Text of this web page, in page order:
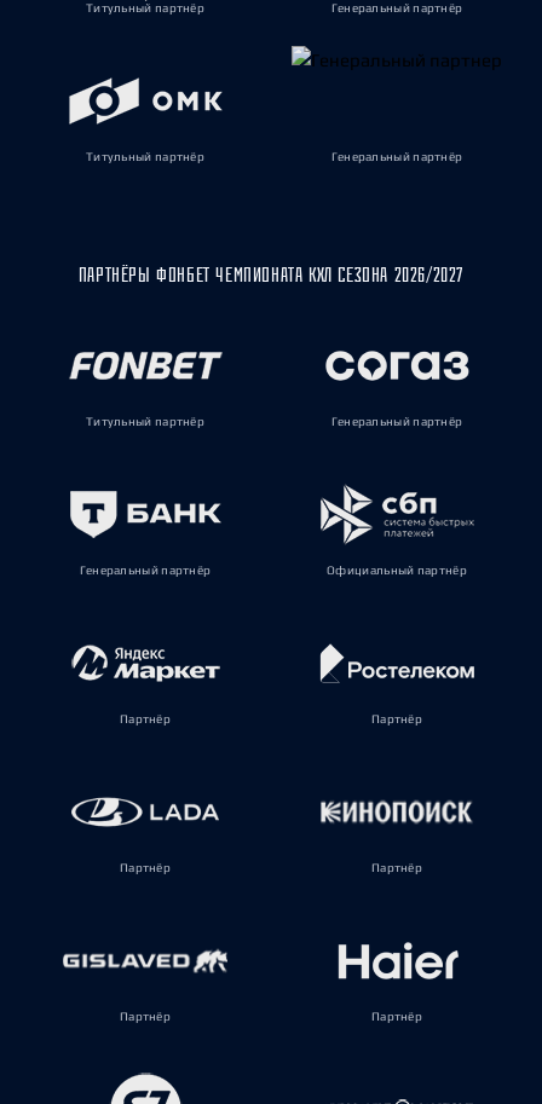
Титульный партнёр Генеральный партнёр
Титульный партнёр Генеральный партнёр
ПАРТНЁРЫ ФОНБЕТ ЧЕМПИОНАТА КХЛ СЕЗОНА 2026/2027
Титульный партнёр Генеральный партнёр
Генеральный партнёр Официальный партнёр
Партнёр Партнёр
Партнёр Партнёр
Партнёр Партнёр